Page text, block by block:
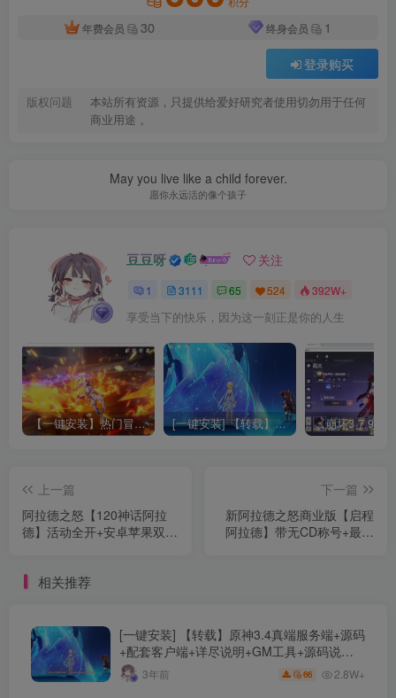
年费会员
30 终身会员 1
登录购买
版权问题
本站所有资源，只提供给爱好研究者使用切勿用于任何
商业用途 。
May you live like a child forever.
愿你永远活的像个孩子
豆豆呀 关注
1 3111 65 524 392W+
享受当下的快乐，因为这一刻正是你的人生
【一键安装】热门冒险策略类游戏崩坏：星穹铁道全新2.3版本一键端+一键代理+一键启动+免虚拟机 [一键安装] 【转载】原神3.4真端服务端+源码+配套客户端+详尽说明+GM工具+源码说明文件
上一篇
阿拉德之怒【120神话阿拉
德】活动全开+安卓苹果双端
下一篇
新阿拉德之怒商业版【启程
阿拉德】带无CD称号+最新
相关推荐
[一键安装] 【转载】原神3.4真端服务端+源码
+配套客户端+详尽说明+GM工具+源码说明
文件3年前 66 2.8W+